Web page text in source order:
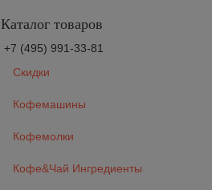
Каталог товаров
+7 (495) 991-33-81
Скидки
Кофемашины
Кофемолки
Кофе&Чай Ингредиенты